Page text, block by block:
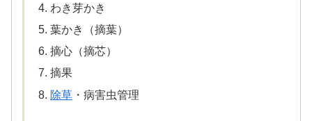
わき芽かき
葉かき（摘葉）
摘心（摘芯）
摘果
除草 ・病害虫管理